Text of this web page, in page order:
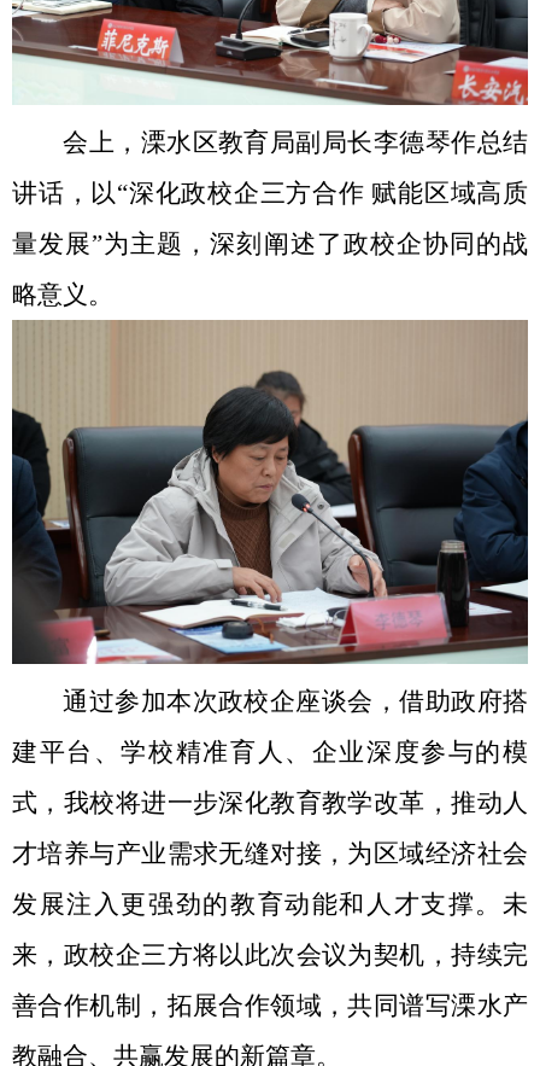
会上，溧水区教育局副局长李德琴作总结
讲话，以“深化政校企三方合作 赋能区域高质
量发展”为主题，深刻阐述了政校企协同的战
略意义。
通过参加本次政校企座谈会，借助政府搭
建平台、学校精准育人、企业深度参与的模
式，我校将进一步深化教育教学改革，推动人
才培养与产业需求无缝对接，为区域经济社会
发展注入更强劲的教育动能和人才支撑。未
来，政校企三方将以此次会议为契机，持续完
善合作机制，拓展合作领域，共同谱写溧水产
教融合、共赢发展的新篇章。